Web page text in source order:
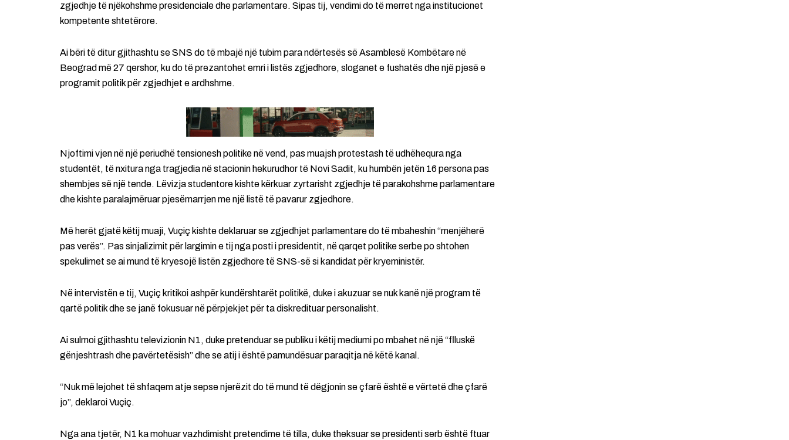
zgjedhje të njëkohshme presidenciale dhe parlamentare. Sipas tij, vendimi do të merret nga institucionet
kompetente shtetërore.
Ai bëri të ditur gjithashtu se SNS do të mbajë një tubim para ndërtesës së Asamblesë Kombëtare në
Beograd më 27 qershor, ku do të prezantohet emri i listës zgjedhore, sloganet e fushatës dhe një pjesë e
programit politik për zgjedhjet e ardhshme.
Njoftimi vjen në një periudhë tensionesh politike në vend, pas muajsh protestash të udhëhequra nga
studentët, të nxitura nga tragjedia në stacionin hekurudhor të Novi Sadit, ku humbën jetën 16 persona pas
shembjes së një tende. Lëvizja studentore kishte kërkuar zyrtarisht zgjedhje të parakohshme parlamentare
dhe kishte paralajmëruar pjesëmarrjen me një listë të pavarur zgjedhore.
Më herët gjatë këtij muaji, Vuçiç kishte deklaruar se zgjedhjet parlamentare do të mbaheshin “menjëherë
pas verës”. Pas sinjalizimit për largimin e tij nga posti i presidentit, në qarqet politike serbe po shtohen
spekulimet se ai mund të kryesojë listën zgjedhore të SNS-së si kandidat për kryeministër.
Në intervistën e tij, Vuçiç kritikoi ashpër kundërshtarët politikë, duke i akuzuar se nuk kanë një program të
qartë politik dhe se janë fokusuar në përpjekjet për ta diskredituar personalisht.
Ai sulmoi gjithashtu televizionin N1, duke pretenduar se publiku i këtij mediumi po mbahet në një “flluskë
gënjeshtrash dhe pavërtetësish” dhe se atij i është pamundësuar paraqitja në këtë kanal.
“Nuk më lejohet të shfaqem atje sepse njerëzit do të mund të dëgjonin se çfarë është e vërtetë dhe çfarë
jo”, deklaroi Vuçiç.
Nga ana tjetër, N1 ka mohuar vazhdimisht pretendime të tilla, duke theksuar se presidenti serb është ftuar